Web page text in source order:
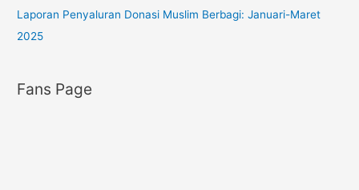
Laporan Penyaluran Donasi Muslim Berbagi: Januari-Maret
2025
Fans Page